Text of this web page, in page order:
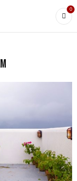
0